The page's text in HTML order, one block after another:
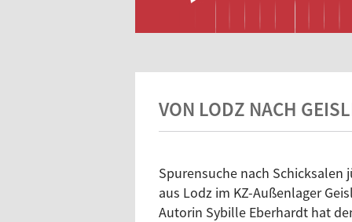
VON LODZ NACH
Spurensuche nach Schicksalen
aus Lodz im KZ-Außenlager
Autorin Sybille Eberhardt hat